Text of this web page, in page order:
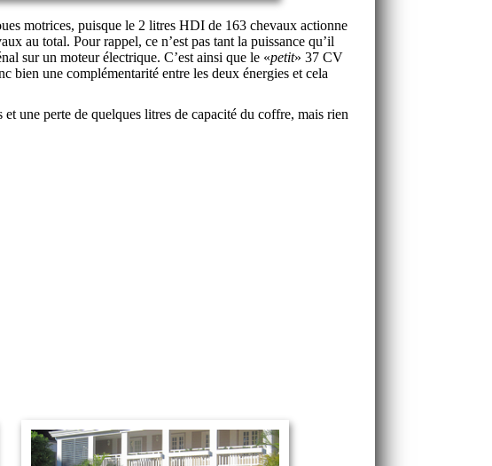
motrices, puisque le 2 litres HDI de 163 chevaux actionne
au total. Pour rappel, ce n’est pas tant la puissance qu’il
sur un moteur électrique. C’est ainsi que le «petit» 37 CV
une complémentarité entre les deux énergies et cela
une perte de quelques litres de capacité du coffre, mais rien